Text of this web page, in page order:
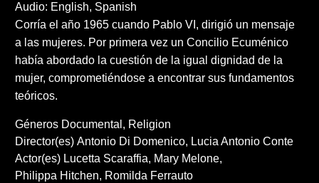
Audio: English, Spanish
Corría el año 1965 cuando Pablo VI, dirigió un mensaje
a las mujeres. Por primera vez un Concilio Ecuménico
había abordado la cuestión de la igual dignidad de la
mujer, comprometiéndose a encontrar sus fundamentos
teóricos.
Géneros Documental
Religion
Director(es) Antonio Di Domenico
Lucia Antonio Conte
Actor(es) Lucetta Scaraffia
Mary Melone
Philippa Hitchen
Romilda Ferrauto